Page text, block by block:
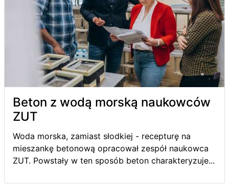
Beton z wodą morską naukowców
ZUT
Woda morska, zamiast słodkiej - recepturę na
mieszankę betonową opracował zespół naukowca
ZUT. Powstały w ten sposób beton charakteryzuje...